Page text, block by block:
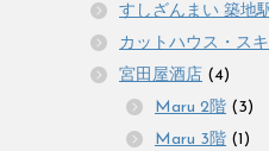
すしざんまい 築地
カットハウス・ス
宮田屋酒店 (4)
Maru 2階 (3)
Maru 3階 (1)